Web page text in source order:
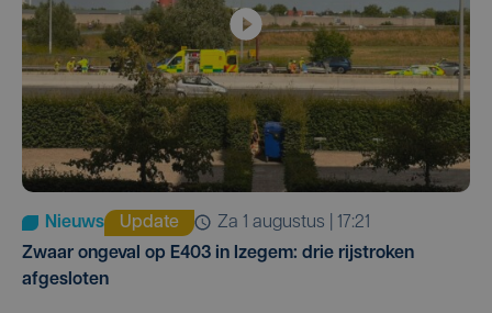
Nieuws Update
za 1 augustus | 17:21
Zwaar ongeval op E403 in Izegem: drie rijstroken
afgesloten